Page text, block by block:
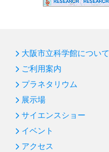
大阪市立科学館について
ご利用案内
プラネタリウム
展示場
サイエンスショー
イベント
アクセス